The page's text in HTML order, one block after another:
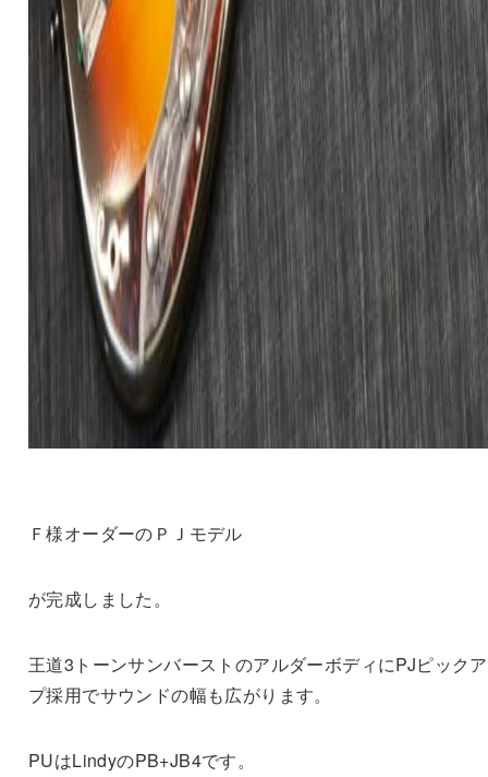
Ｆ様オーダーのＰＪモデル
が完成しました。
王道3トーンサンバーストのアルダーボディにPJピック
プ採用でサウンドの幅も広がります。
PUはLindyのPB+JB4です。